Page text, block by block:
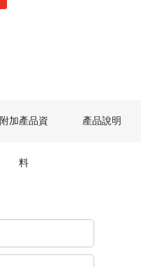
附加產品資
料
產品說明